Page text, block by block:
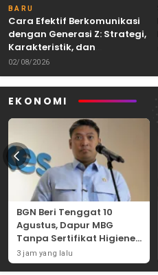
BARU
Cara Efektif Berkomunikasi
dengan Generasi Z: Strategi,
Karakteristik, dan
Tantangannya
02/08/2026
EKONOMI
BGN Beri Tenggat 10
Agustus, Dapur MBG
Tanpa Sertifikat Higiene
Terancam Tutup
Permanen
3 jam yang lalu